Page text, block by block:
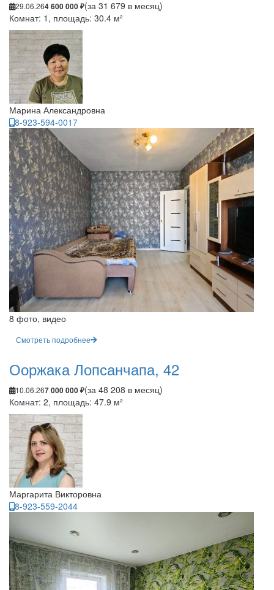
29.06.264 600 000 ₽(за 31 679 в месяц)
Комнат: 1, площадь: 30.4 м²
Марина Александровна
8-923-594-0017
8 фото, видео
Смотреть подробнее
Ооржака Лопсанчапа, 42
10.06.267 000 000 ₽(за 48 208 в месяц)
Комнат: 2, площадь: 47.9 м²
Маргарита Викторовна
8-923-559-2044